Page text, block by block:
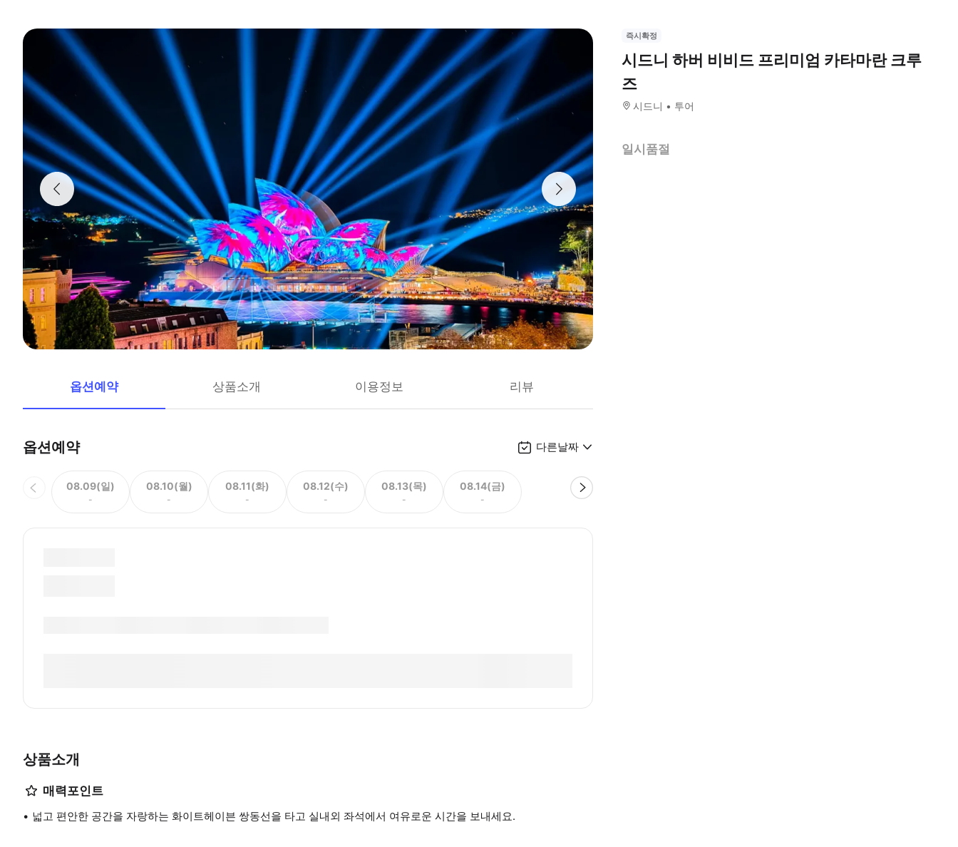
옵션예약 상품소개 이용정보 리뷰
옵션예약 다른날짜
08.09(일)
-
08.10(월)
-
08.11(화)
-
08.12(수)
-
08.13(목)
-
08.14(금)
-
상품소개
매력포인트
넓고 편안한 공간을 자랑하는 화이트헤이븐 쌍동선을 타고 실내외 좌석에서 여유로운 시간을 보내세요.
즉시확정
시드니 하버 비비드 프리미엄 카타마란 크루
즈
시드니 투어
일시품절